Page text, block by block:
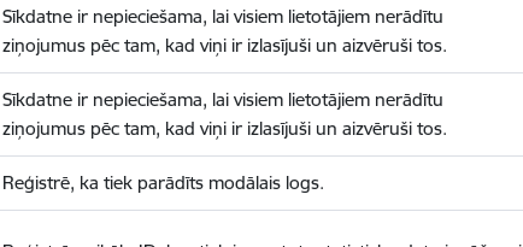
Sīkdatne ir nepieciešama, lai visiem lietotājiem nerādītu
ziņojumus pēc tam, kad viņi ir izlasījuši un aizvēruši tos.
Sīkdatne ir nepieciešama, lai visiem lietotājiem nerādītu
ziņojumus pēc tam, kad viņi ir izlasījuši un aizvēruši tos.
Reģistrē, ka tiek parādīts modālais logs.